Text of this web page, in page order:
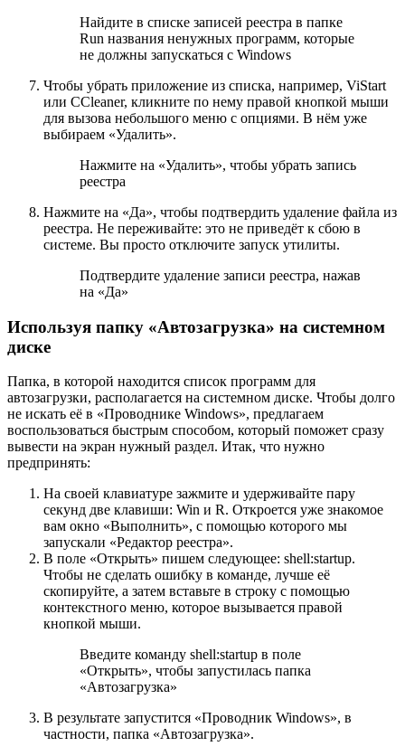
Найдите в списке записей реестра в папке
Run названия ненужных программ, которые
не должны запускаться с Windows
Чтобы убрать приложение из списка, например, ViStart
или CCleaner, кликните по нему правой кнопкой мыши
для вызова небольшого меню с опциями. В нём уже
выбираем «Удалить».
Нажмите на «Удалить», чтобы убрать запись
реестра
Нажмите на «Да», чтобы подтвердить удаление файла из
реестра. Не переживайте: это не приведёт к сбою в
системе. Вы просто отключите запуск утилиты.
Подтвердите удаление записи реестра, нажав
на «Да»
Используя папку «Автозагрузка» на системном
диске
Папка, в которой находится список программ для
автозагрузки, располагается на системном диске. Чтобы долго
не искать её в «Проводнике Windows», предлагаем
воспользоваться быстрым способом, который поможет сразу
вывести на экран нужный раздел. Итак, что нужно
предпринять:
На своей клавиатуре зажмите и удерживайте пару
секунд две клавиши: Win и R. Откроется уже знакомое
вам окно «Выполнить», с помощью которого мы
запускали «Редактор реестра».
В поле «Открыть» пишем следующее: shell:startup.
Чтобы не сделать ошибку в команде, лучше её
скопируйте, а затем вставьте в строку с помощью
контекстного меню, которое вызывается правой
кнопкой мыши.
Введите команду shell:startup в поле
«Открыть», чтобы запустилась папка
«Автозагрузка»
В результате запустится «Проводник Windows», в
частности, папка «Автозагрузка».